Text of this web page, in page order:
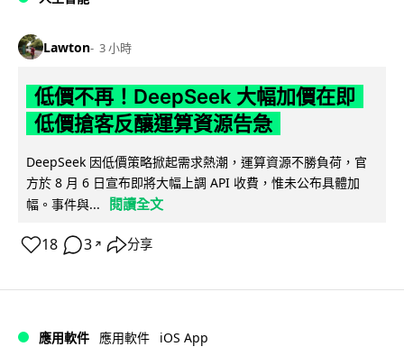
Lawton 3 小時
低價不再！DeepSeek 大幅加價在即
低價搶客反釀運算資源告急
DeepSeek 因低價策略掀起需求熱潮，運算資源不勝負荷，官
方於 8 月 6 日宣布即將大幅上調 API 收費，惟未公布具體加
幅。事件與...
閱讀全文
18 3 ↗ 分享
應用軟件 應用軟件 iOS App